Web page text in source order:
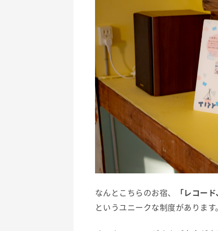
なんとこちらのお宿、 「レコード、
というユニークな制度があります。